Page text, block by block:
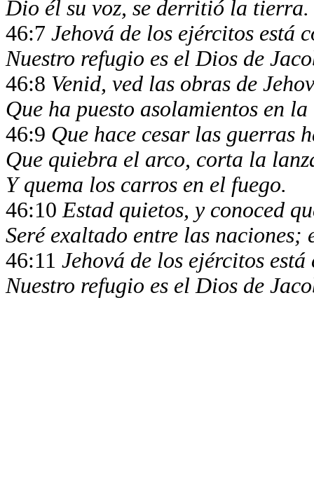
Dio él su voz, se derritió la tierra.
46:7 Jehová de los ejércitos está
Nuestro refugio es el Dios de
46:8 Venid, ved las obras de
Que ha puesto asolamientos en
46:9 Que hace cesar las guerras
Que quiebra el arco, corta la
Y quema los carros en el fuego.
46:10Estad quietos, y conoced
Seré exaltado entre las
46:11 Jehová de los ejércitos
Nuestro refugio es el Dios de